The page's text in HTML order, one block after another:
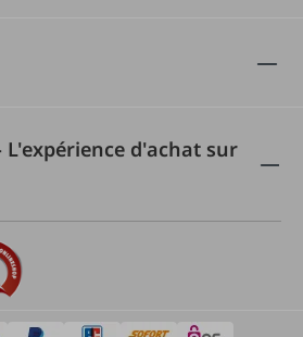
L'expérience d'achat sur